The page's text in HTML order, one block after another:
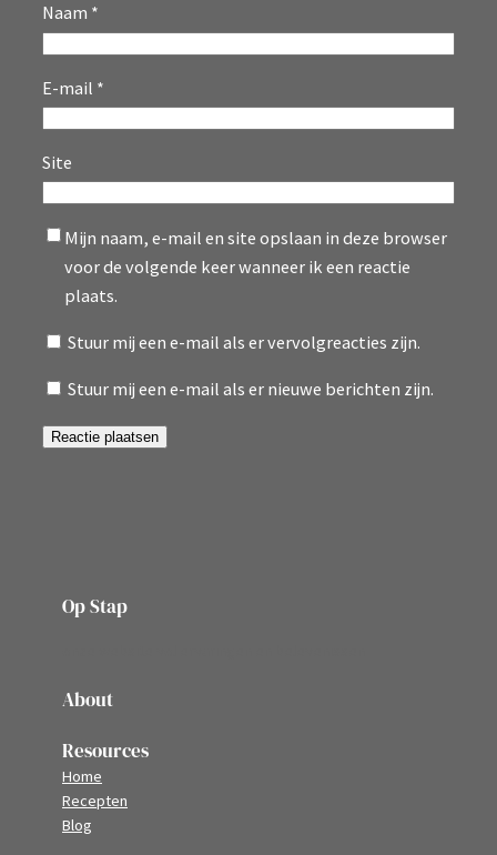
Naam *
E-mail *
Site
Mijn naam, e-mail en site opslaan in deze browser
voor de volgende keer wanneer ik een reactie
plaats.
Stuur mij een e-mail als er vervolgreacties zijn.
Stuur mij een e-mail als er nieuwe berichten zijn.
Op Stap
About
Resources
Home
Recepten
Blog